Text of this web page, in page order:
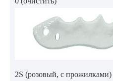
2S (розовый, с прожилками)